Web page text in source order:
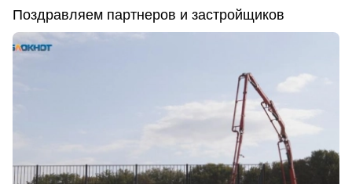
Поздравляем партнеров и застройщиков